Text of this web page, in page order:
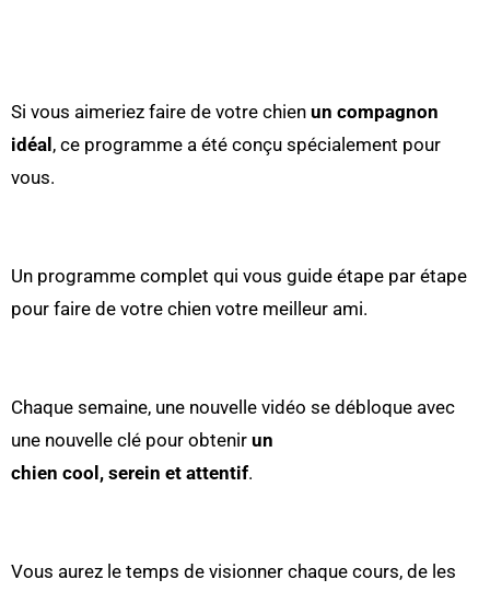
Si vous aimeriez faire de votre chien un compagnon
idéal, ce programme a été conçu spécialement pour
vous.
Un programme complet qui vous guide étape par étape
pour faire de votre chien votre meilleur ami.
Chaque semaine, une nouvelle vidéo se débloque avec
une nouvelle clé pour obtenir un
chien cool, serein et attentif.
Vous aurez le temps de visionner chaque cours, de les